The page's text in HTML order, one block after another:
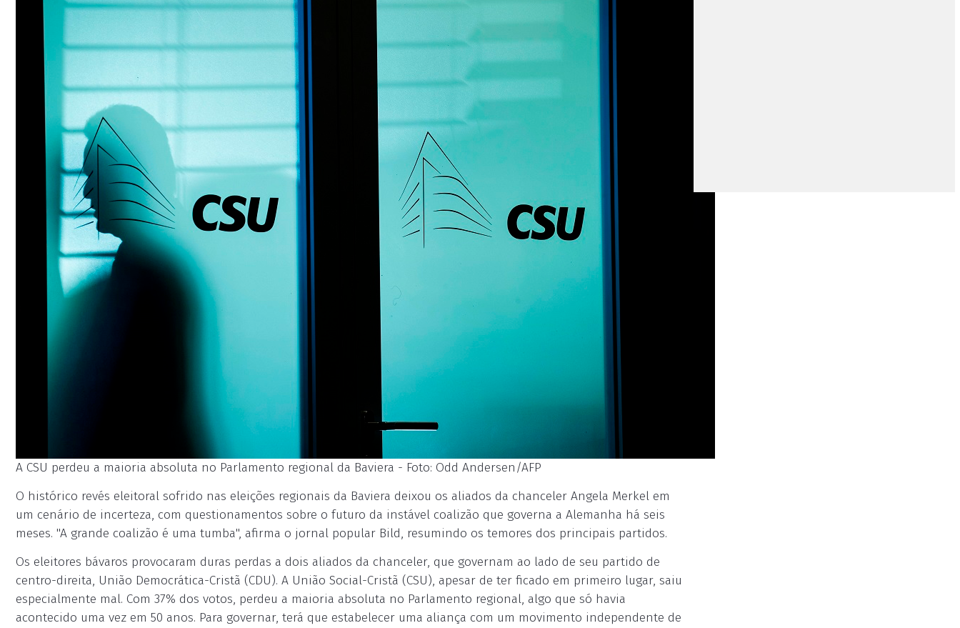
A CSU perdeu a maioria absoluta no Parlamento regional da Baviera - Foto: Odd Andersen/AFP
O histórico revés eleitoral sofrido nas eleições regionais da Baviera deixou os aliados da chanceler Angela Merkel em
um cenário de incerteza, com questionamentos sobre o futuro da instável coalizão que governa a Alemanha há seis
meses. "A grande coalizão é uma tumba", afirma o jornal popular Bild, resumindo os temores dos principais partidos.
Os eleitores bávaros provocaram duras perdas a dois aliados da chanceler, que governam ao lado de seu partido de
centro-direita, União Democrática-Cristã (CDU). A União Social-Cristã (CSU), apesar de ter ficado em primeiro lugar, saiu
especialmente mal. Com 37% dos votos, perdeu a maioria absoluta no Parlamento regional, algo que só havia
acontecido uma vez em 50 anos. Para governar, terá que estabelecer uma aliança com um movimento independente de